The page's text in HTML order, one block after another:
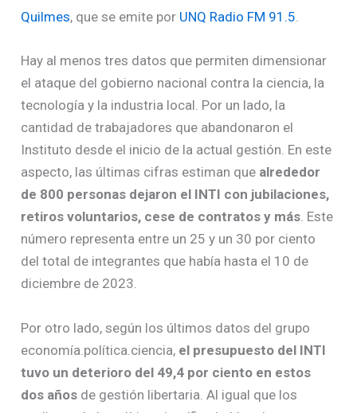
Quilmes, que se emite por UNQ Radio FM 91.5.
Hay al menos tres datos que permiten dimensionar
el ataque del gobierno nacional contra la ciencia, la
tecnología y la industria local. Por un lado, la
cantidad de trabajadores que abandonaron el
Instituto desde el inicio de la actual gestión. En este
aspecto, las últimas cifras estiman que alrededor
de 800 personas dejaron el INTI con jubilaciones,
retiros voluntarios, cese de contratos y más. Este
número representa entre un 25 y un 30 por ciento
del total de integrantes que había hasta el 10 de
diciembre de 2023.
Por otro lado, según los últimos datos del grupo
economía.política.ciencia, el presupuesto del INTI
tuvo un deterioro del 49,4 por ciento en estos
dos años de gestión libertaria. Al igual que los